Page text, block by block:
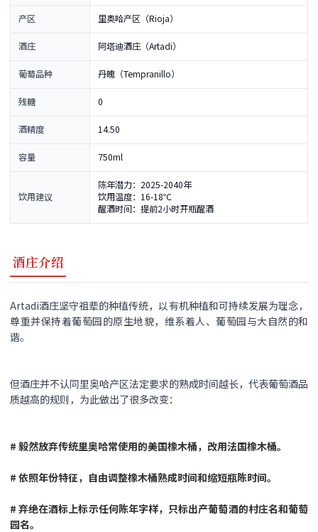
产区 里奥哈产区（Rioja）
酒庄 阿塔迪酒庄（Artadi）
葡萄品种 丹魄（Tempranillo）
残糖 0
酒精度 14.50
容量 750ml
饮用建议
陈年潜力：2025-2040年
饮用温度：16-18℃
醒酒时间：提前2小时开瓶醒酒
酒庄介绍
Artadi酒庄坚守祖辈的种植传统，以有机种植和可持续发展为理念，
尊重并保持着葡萄园的原生地貌，维系着人、葡萄园与大自然的和
谐。
但酒庄并不认同里奥哈产区法定要求的熟成时间越长，代表葡萄酒品
质越高的规则，为此做出了很多改变：
# 毅然放弃传统里奥哈常使用的美国橡木桶，改用法国橡木桶。
# 依照年份特征，自由调整橡木桶熟成时间和缩短瓶陈时间。
# 弃绝在酒标上标示任何陈年字样，只标出产葡萄酒的村庄名和葡萄
园名。